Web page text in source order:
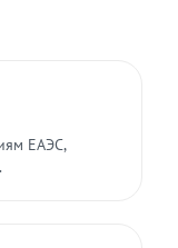
ЕАЭС,